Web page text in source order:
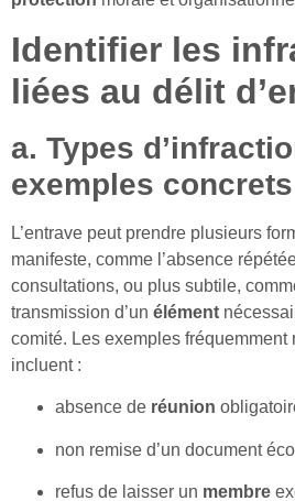
Identifier les
liées au délit
a. Types
exemples concrets
L’entrave peut prendre plusieurs
manifeste, comme l’absence
consultations, ou plus subtile,
transmission d’un élément
comité. Les exemples fréquemment
incluent :
absence de réunion
non remise d’un document
refus de laisser un membre